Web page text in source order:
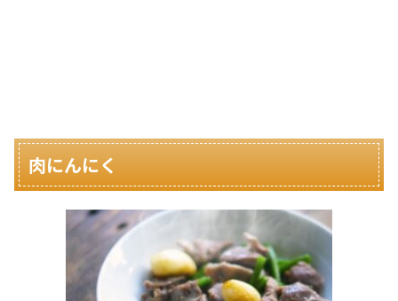
肉にんにく